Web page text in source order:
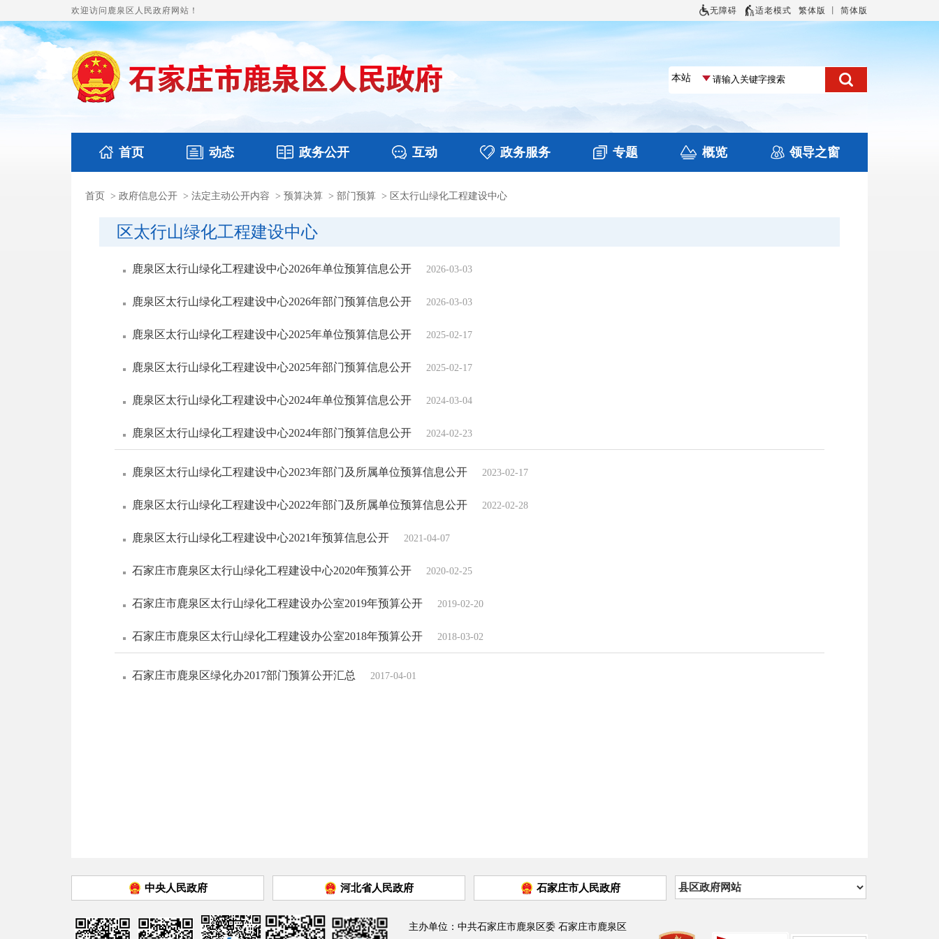
欢迎访问鹿泉区人民政府网站！ 无障碍 适老模式 繁体版 简体版
首页 动态
国务要闻 鹿泉要闻 图片新闻 视频播报 部门工作
政务公开
本区文件 财政预决算
互动
政务咨询 意见征集
政务服务
行政权力
专题
涉企收费目录清单 扶贫资金政策专栏
概览 领导之窗
首页 > 政府信息公开 > 法定主动公开内容 > 预算决算 > 部门预算 > 区太行山绿化工程建设中心
区太行山绿化工程建设中心
鹿泉区太行山绿化工程建设中心2026年单位预算信息公开 2026-03-03
鹿泉区太行山绿化工程建设中心2026年部门预算信息公开 2026-03-03
鹿泉区太行山绿化工程建设中心2025年单位预算信息公开 2025-02-17
鹿泉区太行山绿化工程建设中心2025年部门预算信息公开 2025-02-17
鹿泉区太行山绿化工程建设中心2024年单位预算信息公开 2024-03-04
鹿泉区太行山绿化工程建设中心2024年部门预算信息公开 2024-02-23
鹿泉区太行山绿化工程建设中心2023年部门及所属单位预算信息公开 2023-02-17
鹿泉区太行山绿化工程建设中心2022年部门及所属单位预算信息公开 2022-02-28
鹿泉区太行山绿化工程建设中心2021年预算信息公开 2021-04-07
石家庄市鹿泉区太行山绿化工程建设中心2020年预算公开 2020-02-25
石家庄市鹿泉区太行山绿化工程建设办公室2019年预算公开 2019-02-20
石家庄市鹿泉区太行山绿化工程建设办公室2018年预算公开 2018-03-02
石家庄市鹿泉区绿化办2017部门预算公开汇总 2017-04-01